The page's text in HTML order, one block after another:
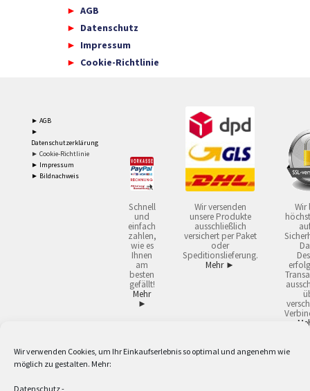
Wir verwenden Cookies, um Ihr Einkaufserlebnis so optimal und angenehm wie
möglich zu gestalten. Mehr:
Datenschutz-
AGB
Datenschutz
Impressum
Cookie-Richtlinie
► AGB
►
Datenschutzerklärung
► Cookie-Richtlinie
► Impressum
► Bildnachweis
Schnell
und
einfach
zahlen,
wie es
Ihnen
am
besten
gefällt!
Mehr
►
Wir versenden
unsere Produkte
ausschließlich
versichert per Paket
oder
Speditionslieferung.
Mehr ►
Wir
2 Lieferzeiten gelten mit Express-24.
Versandkostenfrei ab 59,90 € Nettowarenwert. Inseln ausgenommen. Unsere